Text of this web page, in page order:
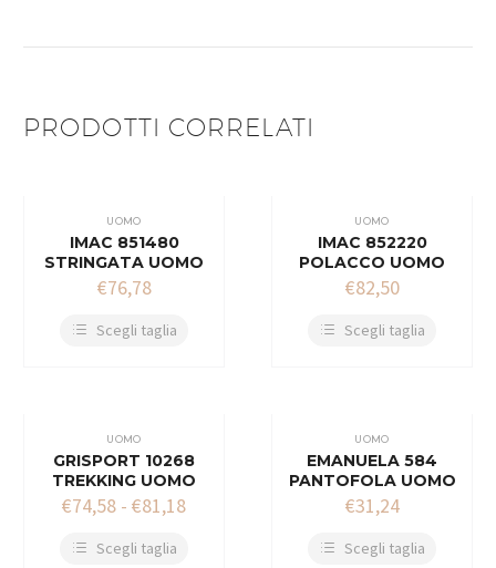
PRODOTTI CORRELATI
UOMO
IMAC 851480
STRINGATA UOMO
€76,78
Scegli taglia
UOMO
IMAC 852220
POLACCO UOMO
€82,50
Scegli taglia
UOMO
GRISPORT 10268
TREKKING UOMO
€74,58 - €81,18
Scegli taglia
UOMO
EMANUELA 584
PANTOFOLA UOMO
€31,24
Scegli taglia